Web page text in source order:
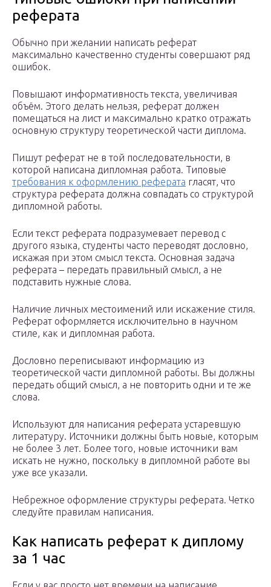
реферата
Обычно при желании написать реферат
максимально качественно студенты совершают ряд
ошибок.
Повышают информативность текста, увеличивая
объём. Этого делать нельзя, реферат должен
помещаться на лист и максимально кратко отражать
основную структуру теоретической части диплома.
Пишут реферат не в той последовательности, в
которой написана дипломная работа. Типовые
требования к оформлению реферата гласят, что
структура реферата должна совпадать со структурой
дипломной работы.
Если текст реферата подразумевает перевод с
другого языка, студенты часто переводят дословно,
искажая при этом смысл текста. Основная задача
реферата – передать правильный смысл, а не
подставить нужные слова.
Наличие личных местоимений или искажение стиля.
Реферат оформляется исключительно в научном
стиле, как и дипломная работа.
Дословно переписывают информацию из
теоретической части дипломной работы. Вы должны
передать общий смысл, а не повторить одни и те же
слова.
Используют для написания реферата устаревшую
литературу. Источники должны быть новые, которым
не более 3 лет. Более того, новые источники вам
искать не нужно, поскольку в дипломной работе вы
уже все указали.
Небрежное оформление структуры реферата. Четко
следуйте правилам написания.
Как написать реферат к диплому
за 1 час